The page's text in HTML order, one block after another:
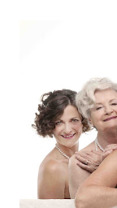
“Settembre
consecutivo. Il
giovani artisti
volta.
da un prestigioso